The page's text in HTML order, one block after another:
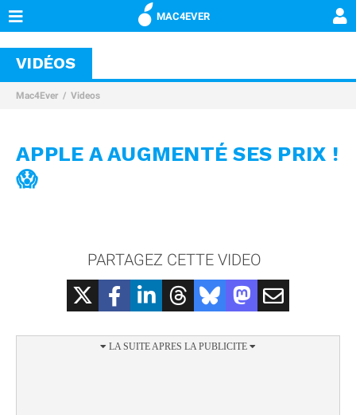
MAC4EVER
VIDÉOS
Mac4Ever Videos
APPLE A AUGMENTÉ SES PRIX !
😱
PARTAGEZ CETTE VIDEO